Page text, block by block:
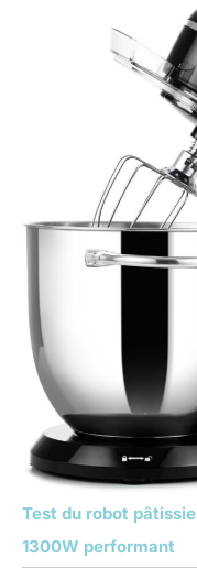
Test du robot
1300W performant